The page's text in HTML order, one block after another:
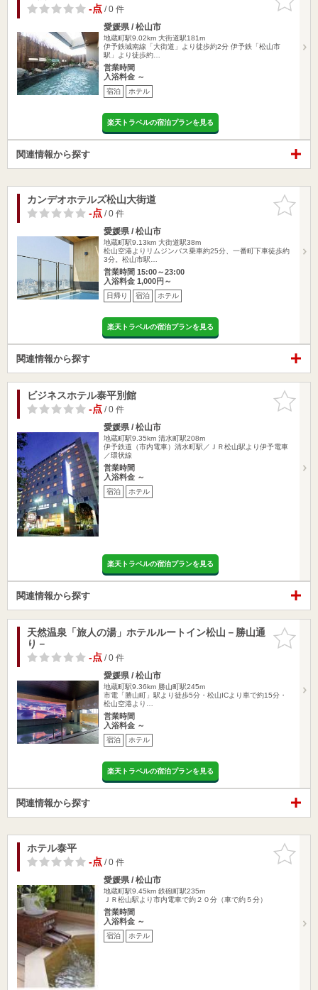
りに追加
-点/ 0 件
愛媛県 / 松山市
地蔵町駅9.02km 大街道駅181m
伊予鉄城南線「大街道」より徒歩約2分 伊予鉄「松山市
駅」より徒歩約…
営業時間
入浴料金 ～
宿泊 ホテル
楽天トラベルの宿泊プランを見る
関連情報から探す
お気に入
りに追加
カンデオホテルズ松山大街道
-点/ 0 件
愛媛県 / 松山市
地蔵町駅9.13km 大街道駅38m
松山空港よりリムジンバス乗車約25分、一番町下車徒歩約
3分。松山市駅…
営業時間 15:00～23:00
入浴料金 1,000円～
日帰り 宿泊 ホテル
楽天トラベルの宿泊プランを見る
関連情報から探す
お気に入
りに追加
ビジネスホテル泰平別館
-点/ 0 件
愛媛県 / 松山市
地蔵町駅9.35km 清水町駅208m
伊予鉄道（市内電車）清水町駅／ＪＲ松山駅より伊予電車
／環状線
営業時間
入浴料金 ～
宿泊 ホテル
楽天トラベルの宿泊プランを見る
関連情報から探す
お気に入
りに追加
天然温泉「旅人の湯」ホテルルートイン松山－勝山通
り－
-点/ 0 件
愛媛県 / 松山市
地蔵町駅9.36km 勝山町駅245m
市電「勝山町」駅より徒歩5分・松山ICより車で約15分・
松山空港より…
営業時間
入浴料金 ～
宿泊 ホテル
楽天トラベルの宿泊プランを見る
関連情報から探す
お気に入
りに追加
ホテル泰平
-点/ 0 件
愛媛県 / 松山市
地蔵町駅9.45km 鉄砲町駅235m
ＪＲ松山駅より市内電車で約２０分（車で約５分）
営業時間
入浴料金 ～
宿泊 ホテル